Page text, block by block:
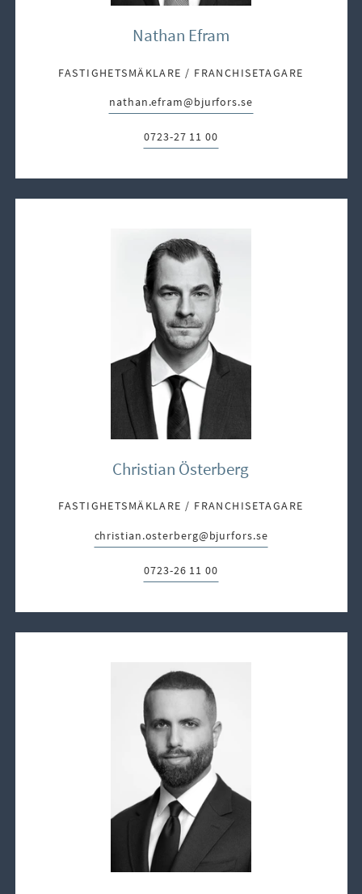
Nathan Efram
FASTIGHETSMÄKLARE / FRANCHISETAGARE
E-post:
nathan.efram@bjurfors.se
Telefon:
0723-27 11 00
Christian Österberg
FASTIGHETSMÄKLARE / FRANCHISETAGARE
E-post:
christian.osterberg@bjurfors.se
Telefon:
0723-26 11 00